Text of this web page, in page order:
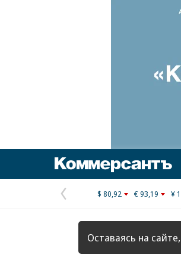
Предыдущая
страница
$ 80,92 € 93,19 ¥
Оставаясь на